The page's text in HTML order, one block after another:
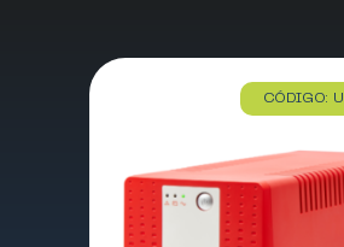
CÓDIGO: